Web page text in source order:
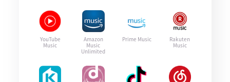
YouTube
Music
Amazon
Music
Unlimited
Prime Music
Rakuten
Music